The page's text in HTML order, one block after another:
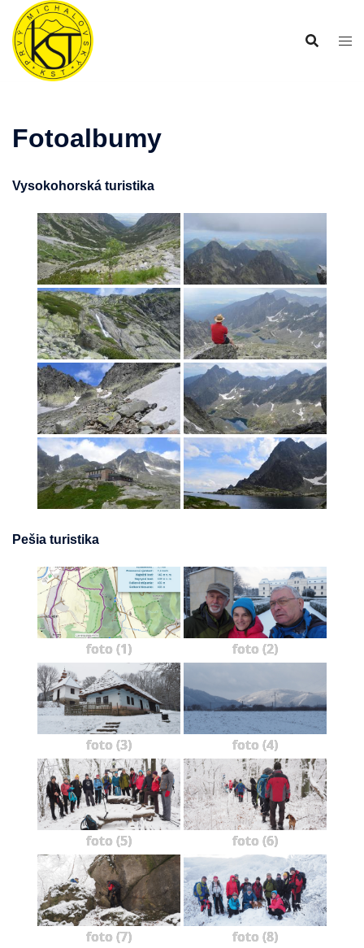
Preskočiť
obsah
Fotoalbumy
Vysokohorská turistika
Pešia turistika
foto (1) foto (2)
foto (3) foto (4)
foto (5) foto (6)
foto (7) foto (8)